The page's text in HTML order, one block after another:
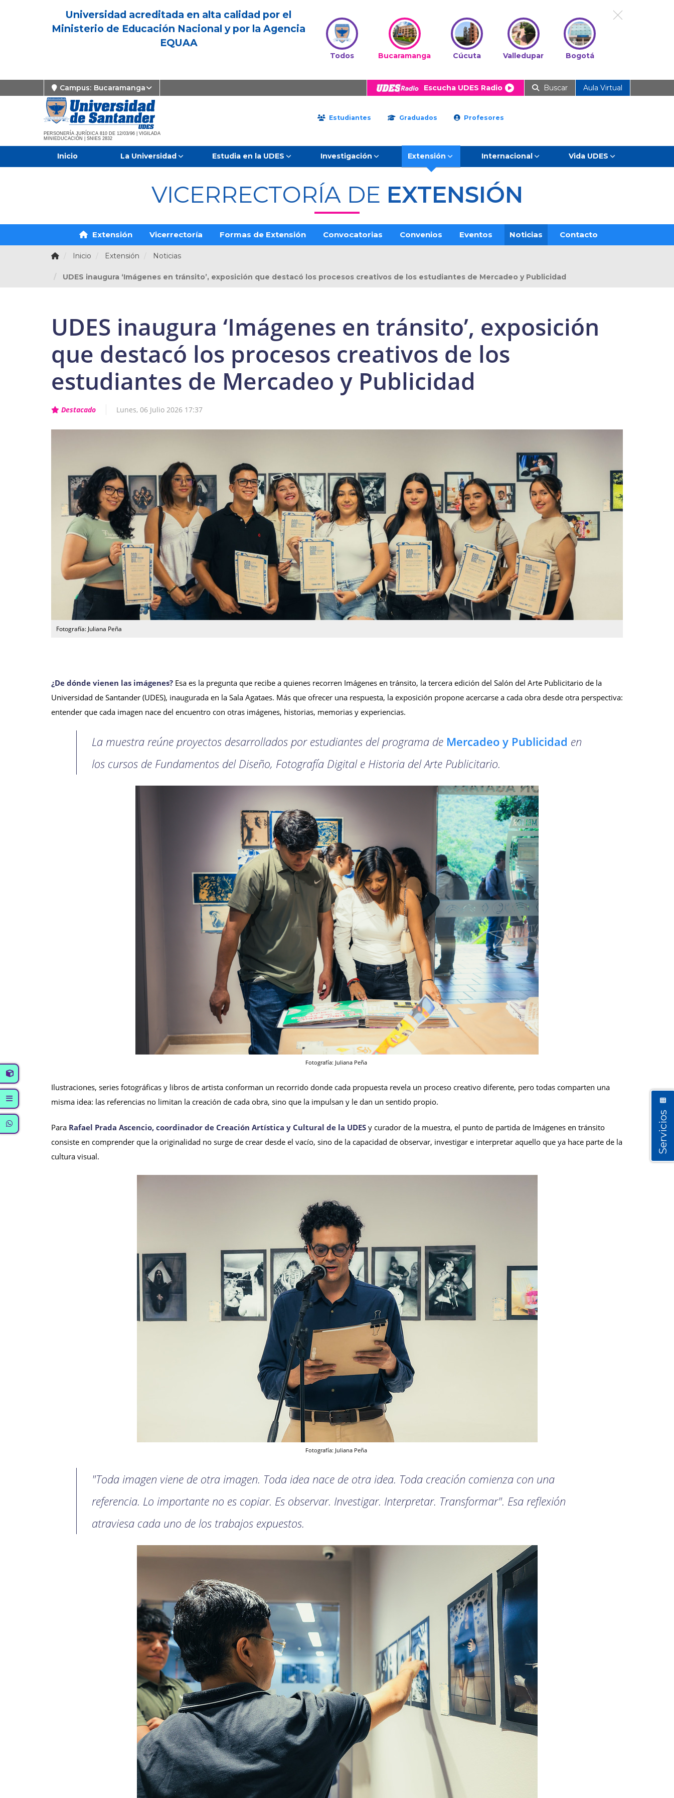
Universidad acreditada en alta calidad por el
Ministerio de Educación Nacional y por la Agencia
EQUAA
Todos Bucaramanga Cúcuta Valledupar Bogotá
Campus: Bucaramanga Escucha UDES Radio Buscar Aula Virtual
PERSONERÍA JURÍDICA 810 DE 12/03/96 | VIGILADA
MINIEDUCACIÓN | SNIES 2832
Estudiantes Graduados Profesores
Inicio La Universidad Estudia en la UDES Investigación Extensión Internacional Vida UDES
VICERRECTORÍA DE EXTENSIÓN
Extensión Vicerrectoría Formas de Extensión Convocatorias Convenios Eventos Noticias Contacto
Inicio Extensión Noticias
UDES inaugura ‘Imágenes en tránsito’, exposición que destacó los procesos creativos de los estudiantes de Mercadeo y Publicidad
UDES inaugura ‘Imágenes en tránsito’, exposición
que destacó los procesos creativos de los
estudiantes de Mercadeo y Publicidad
Destacado Lunes, 06 Julio 2026 17:37
Fotografía: Juliana Peña
¿De dónde vienen las imágenes? Esa es la pregunta que recibe a quienes recorren Imágenes en tránsito, la tercera edición del Salón del Arte Publicitario de la
Universidad de Santander (UDES), inaugurada en la Sala Agataes. Más que ofrecer una respuesta, la exposición propone acercarse a cada obra desde otra perspectiva:
entender que cada imagen nace del encuentro con otras imágenes, historias, memorias y experiencias.
La muestra reúne proyectos desarrollados por estudiantes del programa de Mercadeo y Publicidad en
los cursos de Fundamentos del Diseño, Fotografía Digital e Historia del Arte Publicitario.
Fotografía: Juliana Peña
Ilustraciones, series fotográficas y libros de artista conforman un recorrido donde cada propuesta revela un proceso creativo diferente, pero todas comparten una
misma idea: las referencias no limitan la creación de cada obra, sino que la impulsan y le dan un sentido propio.
Para Rafael Prada Ascencio, coordinador de Creación Artística y Cultural de la UDES y curador de la muestra, el punto de partida de Imágenes en tránsito
consiste en comprender que la originalidad no surge de crear desde el vacío, sino de la capacidad de observar, investigar e interpretar aquello que ya hace parte de la
cultura visual.
Fotografía: Juliana Peña
"Toda imagen viene de otra imagen. Toda idea nace de otra idea. Toda creación comienza con una
referencia. Lo importante no es copiar. Es observar. Investigar. Interpretar. Transformar". Esa reflexión
atraviesa cada uno de los trabajos expuestos.
Servicios